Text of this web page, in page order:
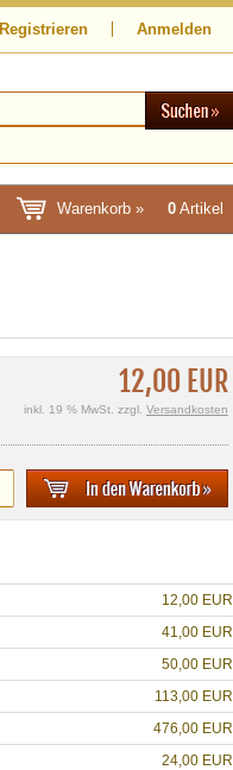
Registrieren Anmelden
Warenkorb » 0 Artikel
12,00 EUR
inkl. 19 % MwSt. zzgl. Versandkosten
12,00 EUR
41,00 EUR
50,00 EUR
113,00 EUR
476,00 EUR
24,00 EUR